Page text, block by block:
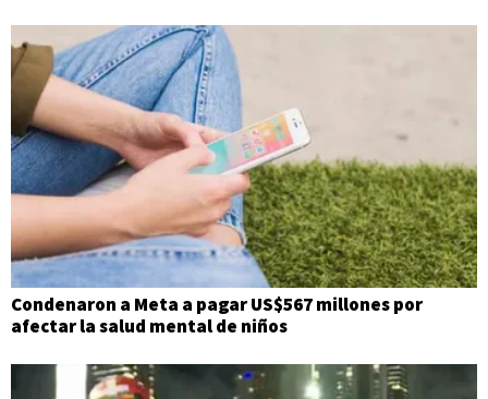
Condenaron a Meta a pagar US$567 millones por
afectar la salud mental de niños